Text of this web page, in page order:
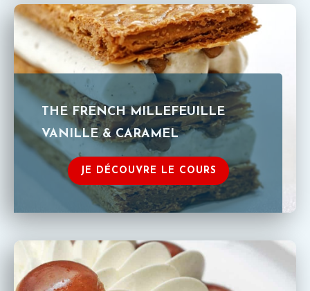
THE FRENCH MILLEFEUILLE
VANILLE & CARAMEL
JE DÉCOUVRE LE COURS